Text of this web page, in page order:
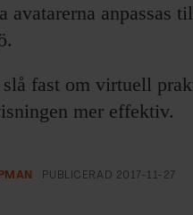
avatarerna anpassas
fast om virtuell
mer effektiv.
PUBLICERAD 2017-11-27